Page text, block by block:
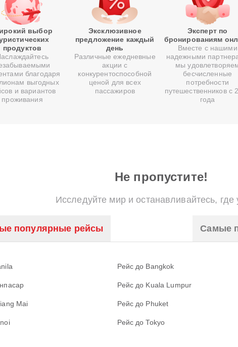
выбор
продуктов
благодаря
выгодных
и вариантов
проживания
Эксклюзивное
предложение каждый
день
Различные ежедневные
акции с
конкурентоспособной
ценой для всех
пассажиров
Эксперт по
бронированиям
Вместе с нашими
надежными
мы
бесчисленные
потребности
путешественников с
года
Не пропустите!
Исследуйте мир и останавливайтесь, где
популярные рейсы Самые
Рейс до Bangkok
Рейс до Kuala Lumpur
Mai Рейс до Phuket
Рейс до Tokyo